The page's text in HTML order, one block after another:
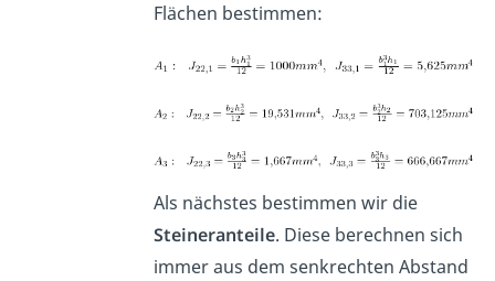
Flächen bestimmen:
Als nächstes bestimmen wir die
Steineranteile. Diese berechnen sich
immer aus dem senkrechten Abstand